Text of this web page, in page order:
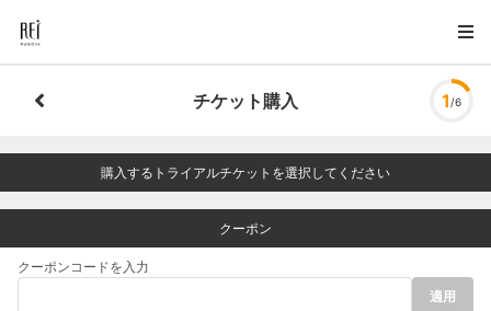
チケット購入 1 /6
購入するトライアルチケットを選択してください
クーポン
クーポンコードを入力
適用